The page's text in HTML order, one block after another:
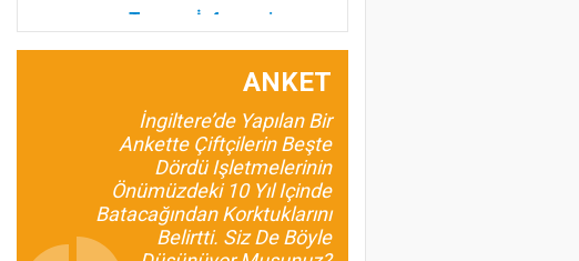
Günümüze Uyumlu
Değeri: Maş Fasulyesi
Gülçubuk
Şura Kararlarının
İnsan ve Kalkınma
Odaklı Olması da
Gerekir?
ANKET
İngiltere’de Yapılan Bir
Ankette Çiftçilerin Beşte
Dördü Işletmelerinin
Önümüzdeki 10 Yıl Içinde
Batacağından Korktuklarını
Belirtti. Siz De Böyle